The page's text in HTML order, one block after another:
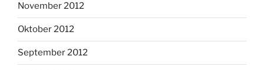
November 2012
Oktober 2012
September 2012